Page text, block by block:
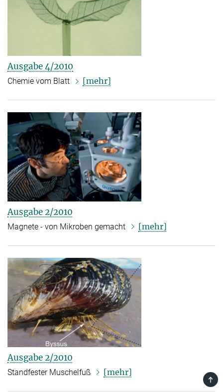
Ausgabe 4/2010
Chemie vom Blatt [mehr]
Ausgabe 2/2010
Magnete - von Mikroben gemacht [mehr]
Ausgabe 2/2010
Standfester Muschelfuß [mehr]
TOP